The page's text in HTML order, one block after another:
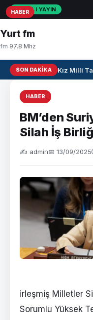
CANLI YAYIN
Yurt fm
fm 97.8 Mhz
SON DAKIKAU17 Kız Milli
HABER
BM’den
Silah İş
✍️ admin📅 13/09/2025
irleşmiş Milletler
Sorumlu Yüksek
HABER
HABER
HABER